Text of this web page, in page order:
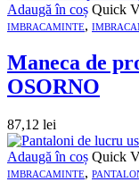
Adaugă în coș Quick
IMBRACAMINTE,
Maneca de
OSORNO
87,12 lei
Adaugă în coș Quick
IMBRACAMINTE,